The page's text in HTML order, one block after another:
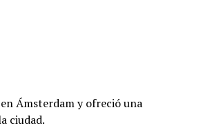
Ámsterdam y ofreció una
ciudad.